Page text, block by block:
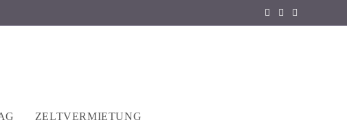
ZELTVERMIETUNG